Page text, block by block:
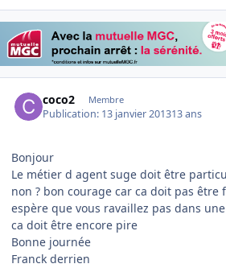
coco2 Membre
Publication: 13 janvier 201313 ans
Bonjour
Le métier d agent suge doit être
non ? bon courage car ca doit pas être
espère que vous ravaillez pas dans
ca doit être encore pire
Bonne journée
Franck derrien